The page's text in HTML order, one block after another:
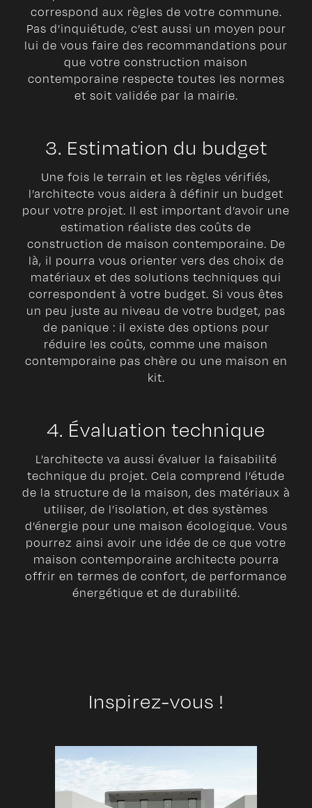
correspond aux règles de votre commune.
Pas d’inquiétude, c’est aussi un moyen pour
lui de vous faire des recommandations pour
que votre construction maison
contemporaine respecte toutes les normes
et soit validée par la mairie.
3. Estimation du budget
Une fois le terrain et les règles vérifiés,
l’architecte vous aidera à définir un budget
pour votre projet. Il est important d’avoir une
estimation réaliste des coûts de
construction de maison contemporaine. De
là, il pourra vous orienter vers des choix de
matériaux et des solutions techniques qui
correspondent à votre budget. Si vous êtes
un peu juste au niveau de votre budget, pas
de panique : il existe des options pour
réduire les coûts, comme une maison
contemporaine pas chère ou une maison en
kit.
4. Évaluation technique
L’architecte va aussi évaluer la faisabilité
technique du projet. Cela comprend l’étude
de la structure de la maison, des matériaux à
utiliser, de l’isolation, et des systèmes
d’énergie pour une maison écologique. Vous
pourrez ainsi avoir une idée de ce que votre
maison contemporaine architecte pourra
offrir en termes de confort, de performance
énergétique et de durabilité.
Inspirez-vous !